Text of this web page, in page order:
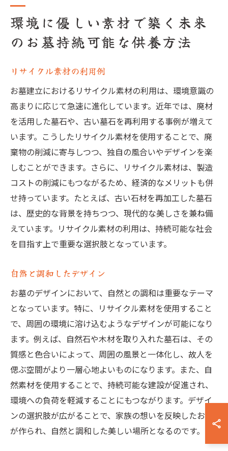
環境に優しい素材で築く未来
のお墓持続可能な供養方法
リサイクル素材の利用例
お墓建立におけるリサイクル素材の利用は、環境意識の
高まりに応じて急速に進化しています。近年では、廃材
を活用した墓石や、古い墓石を再利用する事例が増えて
います。こうしたリサイクル素材を使用することで、廃
棄物の削減に寄与しつつ、独自の風合いやデザインを楽
しむことができます。さらに、リサイクル素材は、製造
コストの削減にもつながるため、経済的なメリットも併
せ持っています。たとえば、古い石材を再加工した墓石
は、歴史的な背景を持ちつつ、現代的な美しさを兼ね備
えています。リサイクル素材の利用は、持続可能な社会
を目指す上で重要な選択肢となっています。
自然と調和したデザイン
お墓のデザインにおいて、自然との調和は重要なテーマ
となっています。特に、リサイクル素材を使用すること
で、周囲の環境に溶け込むようなデザインが可能になり
ます。例えば、自然石や木材を取り入れた墓石は、その
質感と色合いによって、周囲の風景と一体化し、故人を
偲ぶ空間がより一層心地よいものになります。また、自
然素材を使用することで、持続可能な建設が促進され、
環境への負荷を軽減することにもつながります。デザイ
ンの選択肢が広がることで、家族の想いを反映したお墓
が作られ、自然と調和した美しい場所となるのです。